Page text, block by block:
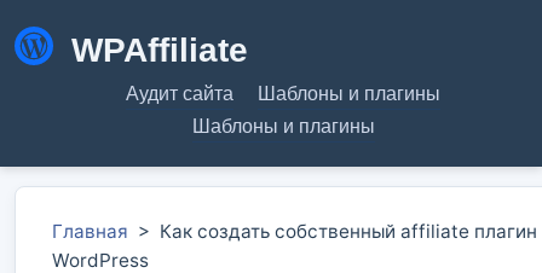
WPAffiliate
Аудит сайта
Шаблоны и плагины
Шаблоны и плагины
Главная > Как создать собственный affiliate
WordPress